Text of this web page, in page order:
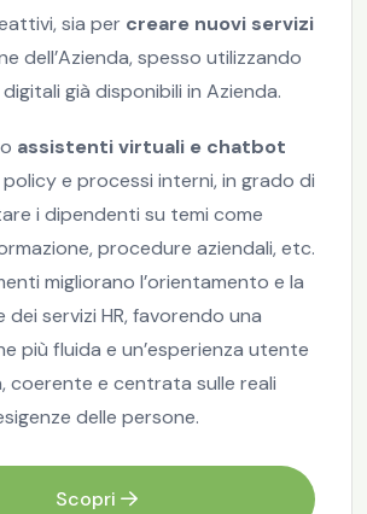
sia per creare nuovi servizi
dell’Azienda, spesso utilizzando
già disponibili in Azienda.
assistenti virtuali e chatbot
e processi interni, in grado di
i dipendenti su temi come
procedure aziendali, etc.
migliorano l’orientamento e la
dei servizi HR, favorendo una
più fluida e un’esperienza utente
coerente e centrata sulle reali
delle persone.
Scopri